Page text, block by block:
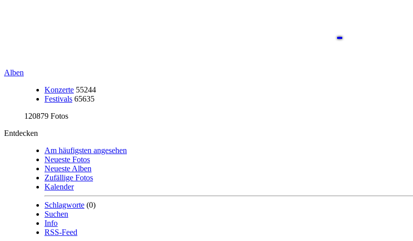
Alben
Konzerte 55244
Festivals 65635
120879 Fotos
Entdecken
Am häufigsten angesehen
Neueste Fotos
Neueste Alben
Zufällige Fotos
Kalender
Schlagworte (0)
Suchen
Info
RSS-Feed